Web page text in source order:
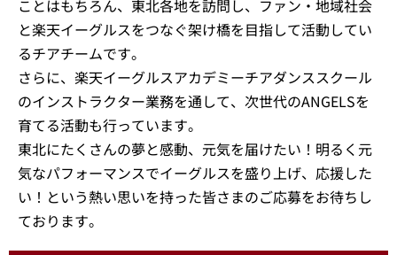
ことはもちろん、東北各地を訪問し、ファン・地域社会
と楽天イーグルスをつなぐ架け橋を目指して活動してい
るチアチームです。
さらに、楽天イーグルスアカデミーチアダンススクール
のインストラクター業務を通して、次世代のANGELSを
育てる活動も行っています。
東北にたくさんの夢と感動、元気を届けたい！明るく元
気なパフォーマンスでイーグルスを盛り上げ、応援した
い！という熱い思いを持った皆さまのご応募をお待ちし
ております。